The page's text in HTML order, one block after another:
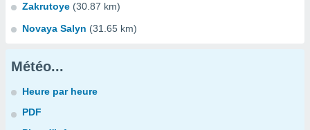
Zakrutoye (30.87 km)
Novaya Salyn (31.65 km)
Météo...
Heure par heure
PDF